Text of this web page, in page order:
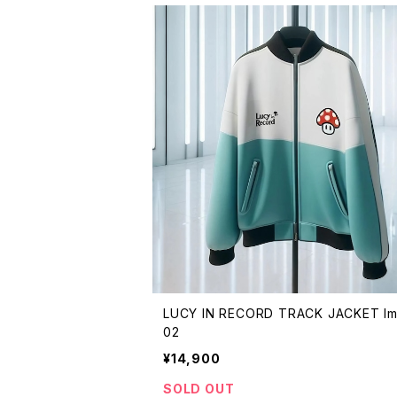
LUCY IN RECORD TRACK JACKET
02
¥14,900
SOLD OUT